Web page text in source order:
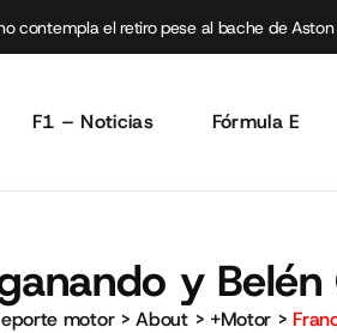
contempla el retiro pese al bache de
F1 – Noticias Fórmula E
y
motor>About> +Motor >